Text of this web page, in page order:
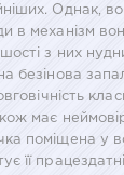
Однак,
в механізм
з них
безінова
має
поміщена у
її